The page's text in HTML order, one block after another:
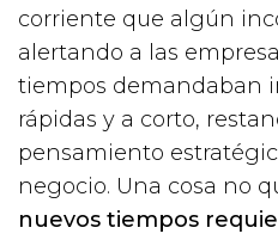
corriente que algún
alertando a las
tiempos demandaban
rápidas y a corto,
pensamiento
negocio. Una cosa no
nuevos tiempos